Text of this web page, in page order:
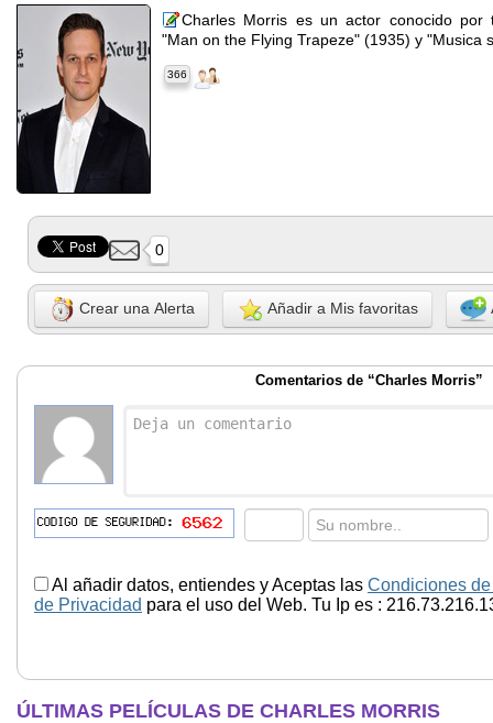
Charles Morris es un actor conocido por
"Man on the Flying Trapeze" (1935) y "Musica
366
0
Crear una Alerta Añadir a Mis favoritas
Comentarios de “Charles Morris”
Al añadir datos, entiendes y Aceptas las Condiciones
de Privacidad para el uso del Web. Tu Ip es :
ÚLTIMAS PELÍCULAS DE CHARLES MORRIS